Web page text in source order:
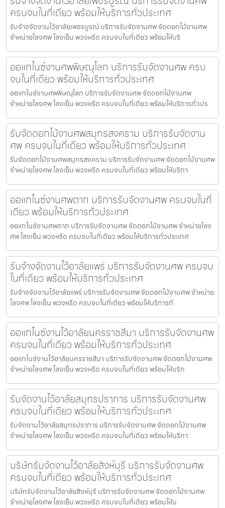
ครบจบในที่เดียว พร้อมให้บริการทั่วประเทศ
รับจ้างจัดงานไว้อาลัยเพชรบูรณ์ บริการรับจัดงานศพ จัดดอกไม้งานศพ
จำหน่ายโลงศพ โลงเย็น พวงหรีด ครบจบในที่เดียว พร้อมให้บริ
ออแกไนซ์งานศพพิษณุโลก บริการรับจัดงานศพ ครบ
จบในที่เดียว พร้อมให้บริการทั่วประเทศ
ออแกไนซ์งานศพพิษณุโลก บริการรับจัดงานศพ จัดดอกไม้งานศพ
จำหน่ายโลงศพ โลงเย็น พวงหรีด ครบจบในที่เดียว พร้อมให้บริการทั่วปร
รับจัดดอกไม้งานศพสมุทรสงคราม บริการรับจัดงาน
ศพ ครบจบในที่เดียว พร้อมให้บริการทั่วประเทศ
รับจัดดอกไม้งานศพสมุทรสงคราม บริการรับจัดงานศพ จัดดอกไม้งานศพ
จำหน่ายโลงศพ โลงเย็น พวงหรีด ครบจบในที่เดียว พร้อมให้บริกา
ออแกไนซ์งานศพตาก บริการรับจัดงานศพ ครบจบในที่
เดียว พร้อมให้บริการทั่วประเทศ
ออแกไนซ์งานศพตาก บริการรับจัดงานศพ จัดดอกไม้งานศพ จำหน่ายโลง
ศพ โลงเย็น พวงหรีด ครบจบในที่เดียว พร้อมให้บริการทั่วประเทศ
รับจ้างจัดงานไว้อาลัยแพร่ บริการรับจัดงานศพ ครบจบ
ในที่เดียว พร้อมให้บริการทั่วประเทศ
รับจ้างจัดงานไว้อาลัยแพร่ บริการรับจัดงานศพ จัดดอกไม้งานศพ จำหน่าย
โลงศพ โลงเย็น พวงหรีด ครบจบในที่เดียว พร้อมให้บริการทั
ออแกไนซ์งานไว้อาลัยนครราชสีมา บริการรับจัดงานศพ
ครบจบในที่เดียว พร้อมให้บริการทั่วประเทศ
ออแกไนซ์งานไว้อาลัยนครราชสีมา บริการรับจัดงานศพ จัดดอกไม้งานศพ
จำหน่ายโลงศพ โลงเย็น พวงหรีด ครบจบในที่เดียว พร้อมให้บริก
รับจัดงานไว้อาลัยสมุทรปราการ บริการรับจัดงานศพ
ครบจบในที่เดียว พร้อมให้บริการทั่วประเทศ
รับจัดงานไว้อาลัยสมุทรปราการ บริการรับจัดงานศพ จัดดอกไม้งานศพ
จำหน่ายโลงศพ โลงเย็น พวงหรีด ครบจบในที่เดียว พร้อมให้บริกา
บริษัทรับจัดงานไว้อาลัยสิงห์บุรี บริการรับจัดงานศพ
ครบจบในที่เดียว พร้อมให้บริการทั่วประเทศ
บริษัทรับจัดงานไว้อาลัยสิงห์บุรี บริการรับจัดงานศพ จัดดอกไม้งานศพ
จำหน่ายโลงศพ โลงเย็น พวงหรีด ครบจบในที่เดียว พร้อมให้บ